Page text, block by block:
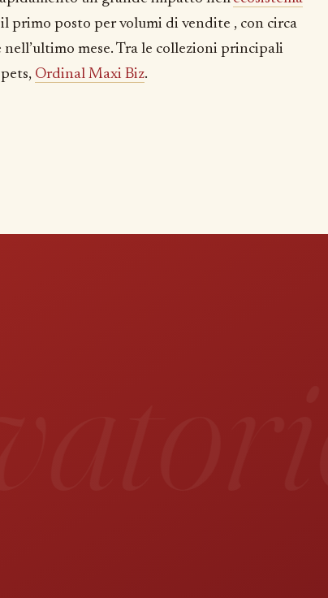
primo posto per volumi di vendite , con circa
mese. Tra le collezioni principali
Ordinal Maxi Biz.